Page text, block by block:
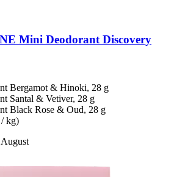
Mini Deodorant Discovery
Bergamot & Hinoki, 28 g
Santal & Vetiver, 28 g
Black Rose & Oud, 28 g
kg)